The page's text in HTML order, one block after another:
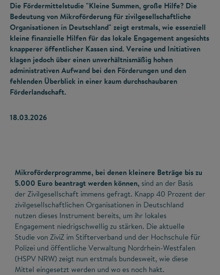
Die Fördermittelstudie "Kleine Summen, große Hilfe? Die
Bedeutung von Mikroförderung für zivilgesellschaftliche
Organisationen in Deutschland" zeigt erstmals, wie essenziell
kleine finanzielle Hilfen für das lokale Engagement angesichts
knapperer öffentlicher Kassen sind. Vereine und Initiativen
klagen jedoch über einen unverhältnismäßig hohen
administrativen Aufwand bei den Förderungen und den
fehlenden Überblick in einer kaum durchschaubaren
Förderlandschaft.
18.03.2026
Mikroförderprogramme, bei denen kleinere Beträge bis zu
5.000 Euro beantragt werden können, sind an der Basis
der Zivilgesellschaft immens gefragt. Knapp 40 Prozent der
zivilgesellschaftlichen Organisationen in Deutschland
nutzen dieses Instrument bereits, um ihr lokales
Engagement niedrigschwellig zu stärken. Die aktuelle
Studie von ZiviZ im Stifterverband und der Hochschule für
Polizei und öffentliche Verwaltung Nordrhein-Westfalen
(HSPV NRW) zeigt nun erstmals bundesweit, wie diese
Mittel eingesetzt werden und wo es noch hakt.